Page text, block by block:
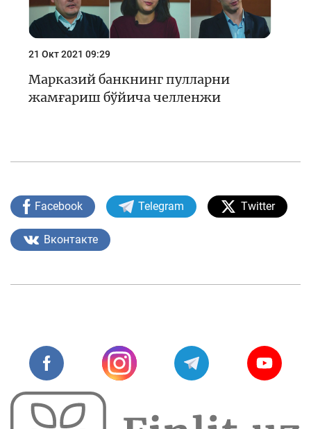
21 Окт 2021 09:29
Марказий банкнинг пулларни
жамғариш бўйича челленжи
Facebook Telegram Twitter
Вконтакте